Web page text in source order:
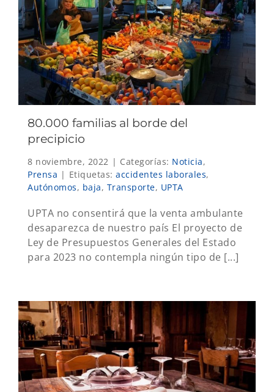
80.000 familias al borde del
precipicio
8 noviembre, 2022 | Categorías: Noticia,
Prensa | Etiquetas: accidentes laborales,
Autónomos, baja, Transporte, UPTA
UPTA no consentirá que la venta ambulante
desaparezca de nuestro país El proyecto de
Ley de Presupuestos Generales del Estado
para 2023 no contempla ningún tipo de [...]